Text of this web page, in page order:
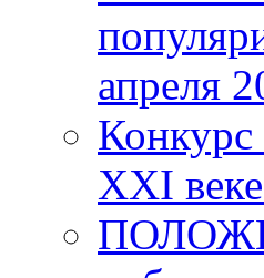
апреля
Конкурс
XXI